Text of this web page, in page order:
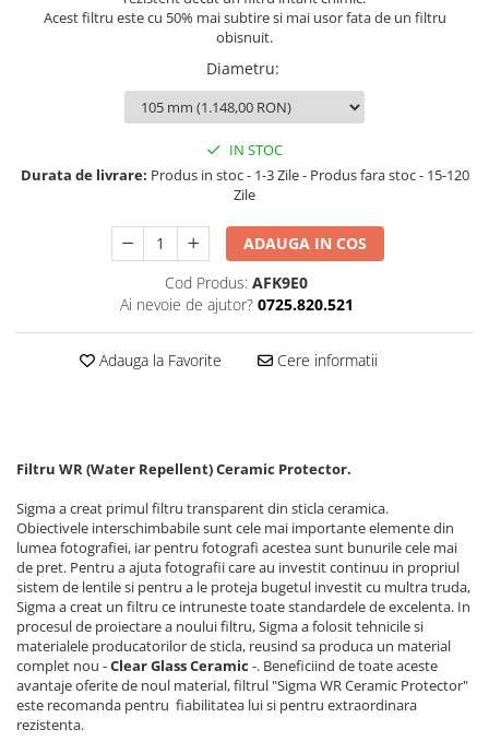
Acest filtru este cu 50% mai subtire si mai usor fata de un filtru
obisnuit.
Diametru:
IN STOC
Durata de livrare: Produs in stoc - 1-3 Zile - Produs fara stoc - 15-120
Zile
ADAUGA IN COS
Cod Produs: AFK9E0
Ai nevoie de ajutor? 0725.820.521
Adauga la Favorite Cere informatii
Filtru WR (Water Repellent) Ceramic Protector.
Sigma a creat primul filtru transparent din sticla ceramica.
Obiectivele interschimbabile sunt cele mai importante elemente din
lumea fotografiei, iar pentru fotografi acestea sunt bunurile cele mai
de pret. Pentru a ajuta fotografii care au investit continuu in propriul
sistem de lentile si pentru a le proteja bugetul investit cu multra truda,
Sigma a creat un filtru ce intruneste toate standardele de excelenta. In
procesul de proiectare a noului filtru, Sigma a folosit tehnicile si
materialele producatorilor de sticla, reusind sa produca un material
complet nou -Clear Glass Ceramic -. Beneficiind de toate aceste
avantaje oferite de noul material, filtrul "Sigma WR Ceramic Protector"
este recomanda pentru fiabilitatea lui si pentru extraordinara
rezistenta.